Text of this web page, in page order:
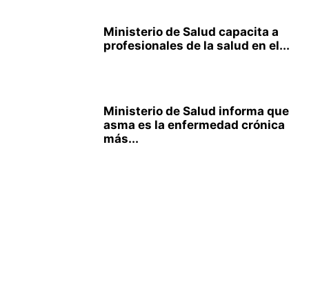
Ministerio de Salud capacita a
profesionales de la salud en el...
Ministerio de Salud informa que
asma es la enfermedad crónica
más...